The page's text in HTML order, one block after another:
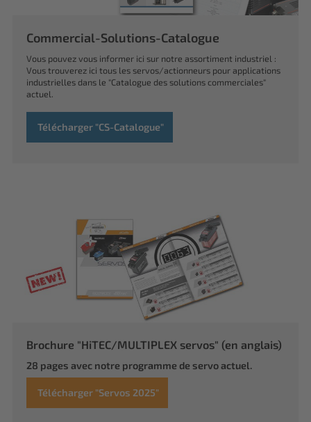
Commercial-Solutions-Catalogue
Vous pouvez vous informer ici sur notre assortiment industriel :
Vous trouverez ici tous les servos/actionneurs pour applications
industrielles dans le "Catalogue des solutions commerciales"
actuel.
Télécharger "CS-Catalogue"
Brochure "HiTEC/MULTIPLEX servos" (en anglais)
28 pages avec notre programme de servo actuel.
Télécharger "Servos 2025"